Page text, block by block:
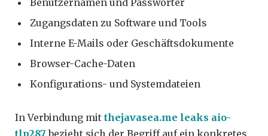
Zugangsdaten zu Software und Tools
Interne E-Mails oder Geschäftsdokumente
Browser-Cache-Daten
Konfigurations- und Systemdateien
In Verbindung mit thejavasea.me leaks aio-
tlp287 bezieht sich der Begriff auf ein konkretes